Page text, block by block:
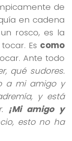
de
en cadena
rosco, es la
Es como
Ante todo
qué sudores.
a mi amigo y
y está
¡Mi amigo y
esto no ha